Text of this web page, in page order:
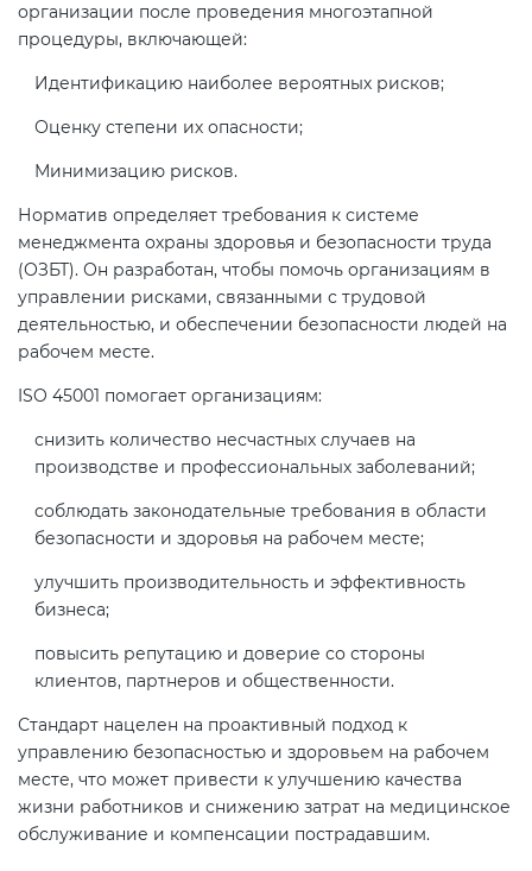
организации после проведения многоэтапной
процедуры, включающей:
Идентификацию наиболее вероятных рисков;
Оценку степени их опасности;
Минимизацию рисков.
Норматив определяет требования к системе
менеджмента охраны здоровья и безопасности труда
(ОЗБТ). Он разработан, чтобы помочь организациям в
управлении рисками, связанными с трудовой
деятельностью, и обеспечении безопасности людей на
рабочем месте.
ISO 45001 помогает организациям:
снизить количество несчастных случаев на
производстве и профессиональных заболеваний;
соблюдать законодательные требования в области
безопасности и здоровья на рабочем месте;
улучшить производительность и эффективность
бизнеса;
повысить репутацию и доверие со стороны
клиентов, партнеров и общественности.
Стандарт нацелен на проактивный подход к
управлению безопасностью и здоровьем на рабочем
месте, что может привести к улучшению качества
жизни работников и снижению затрат на медицинское
обслуживание и компенсации пострадавшим.
Декларирование
совместимости (ТР ТС 020)
Сертификация детских товаров
Сертификация товаров легкой
промышленности (ТР ТС 017)
Сертификация промышленного
оборудования (ТР ТС 010)
Сертификация средств
индивидуальной защиты (ТР ТС
019)
Действующие технические
регламенты